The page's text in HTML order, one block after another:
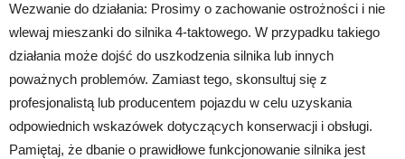
Wezwanie do działania: Prosimy o zachowanie ostrożności i nie
wlewaj mieszanki do silnika 4-taktowego. W przypadku takiego
działania może dojść do uszkodzenia silnika lub innych
poważnych problemów. Zamiast tego, skonsultuj się z
profesjonalistą lub producentem pojazdu w celu uzyskania
odpowiednich wskazówek dotyczących konserwacji i obsługi.
Pamiętaj, że dbanie o prawidłowe funkcjonowanie silnika jest